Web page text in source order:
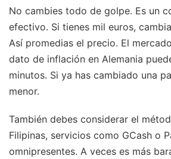
No cambies todo de golpe. Es un
efectivo. Si tienes mil euros,
Así promedias el precio. El
dato de inflación en Alemania
minutos. Si ya has cambiado una
menor.
También debes considerar el
Filipinas, servicios como GCash o
omnipresentes. A veces es más